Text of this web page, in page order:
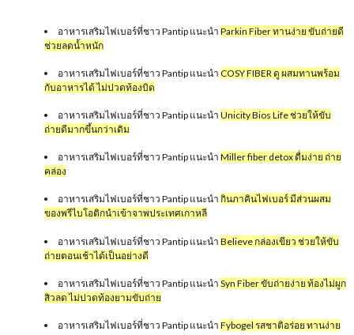
อาหารเสริมไฟเบอร์ที่ชาว Pantip แนะนำ Parkin Fiber ทานง่าย ขับถ่ายดี
ช่วยลดน้ำหนัก
อาหารเสริมไฟเบอร์ที่ชาว Pantip แนะนำ COSY FIBER ดู ผสมทานพร้อม
กับอาหารได้ ไม่ปวดท้องบิด
อาหารเสริมไฟเบอร์ที่ชาว Pantip แนะนำ Unicity Bios Life ช่วยให้ขับ
ถ่ายดีมากขึ้นกว่าเดิม
อาหารเสริมไฟเบอร์ที่ชาว Pantip แนะนำ Miller fiber detox ดื่มง่าย ถ่าย
คล่อง
อาหารเสริมไฟเบอร์ที่ชาว Pantip แนะนำ กินภาคินไฟเบอร์ มีส่วนผสม
ของพรีไบโอติกนำเข้าจาพประเทศเกาหลี
อาหารเสริมไฟเบอร์ที่ชาว Pantip แนะนำ Believe กล่องเขียว ช่วยให้ขับ
ถ่ายตอนเช้าได้เป็นอย่างดี
อาหารเสริมไฟเบอร์ที่ชาว Pantip แนะนำ Syn Fiber ขับถ่ายง่าย ท้องไม่ผูก
สิวลด ไม่ปวดท้องยามขับถ่าย
อาหารเสริมไฟเบอร์ที่ชาว Pantip แนะนำ Fybogel รสชาติอร่อย ทานง่าย